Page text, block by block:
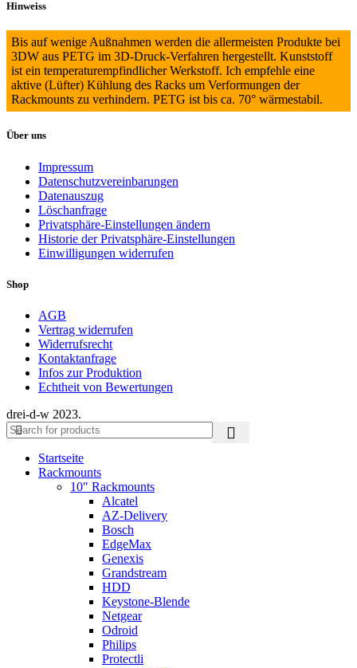
Hinweiss
Bis auf wenige Außnahmen werden die allermeisten Produkte bei
3DW aus PETG im 3D-Druck-Verfahren hergestellt. Kunststoff
ist ein temperaturempfindlicher Werkstoff. Ich empfehle eine
aktive (Lüfter) Kühlung des Racks um Verformungen der
Rackmounts zu verhindern. PETG ist bis ca. 70° wärmestabil.
Über uns
Impressum
Datenschutzvereinbarungen
Datenauszug
Löschanfrage
Privatsphäre-Einstellungen ändern
Historie der Privatsphäre-Einstellungen
Einwilligungen widerrufen
Shop
AGB
Vertrag widerrufen
Widerrufsrecht
Kontaktanfrage
Infos zur Produktion
Echtheit von Bewertungen
drei-d-w 2023.
Startseite
Rackmounts
10″ Rackmounts
Alcatel
AZ-Delivery
Bosch
EdgeMax
Genexis
Grandstream
HDD
Keystone-Blende
Netgear
Odroid
Philips
Protectli